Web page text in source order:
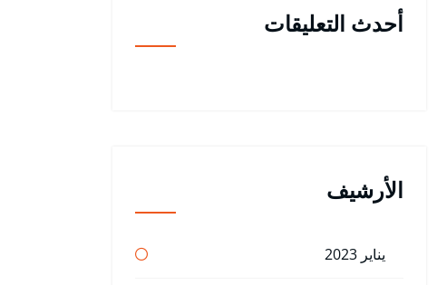
أحدث التعليقات
الأرشيف
يناير 2023